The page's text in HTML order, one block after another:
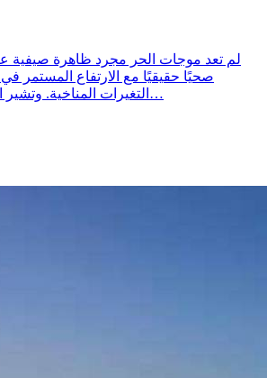
لم تعد موجات الحر مجرد ظاهرة صيفية
صحيًا حقيقيًا مع الارتفاع المستمر
التغيرات المناخية. وتشير التقديرات إلى أن مئات…